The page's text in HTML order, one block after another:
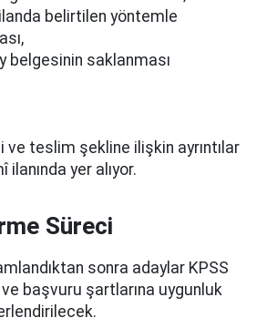
belirtilen yöntemle
belgesinin saklanması
ve teslim şekline ilişkin ayrıntılar
yer alıyor.
Süreci
sonra adaylar KPSS
ve başvuru şartlarına uygunluk